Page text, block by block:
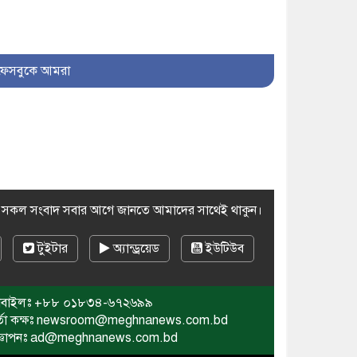
আমরা
সংবাদ সবার আগে জানতে আমাদের সাথেই থাকুন।
টুইটার অ্যান্ড্রয়েড ইউটিউব
+৮৮ ০১৮৩৪-৬৭২৬৯৯
কক্ষঃ newsroom@meghnanews.com.bd
ad@meghnanews.com.bd